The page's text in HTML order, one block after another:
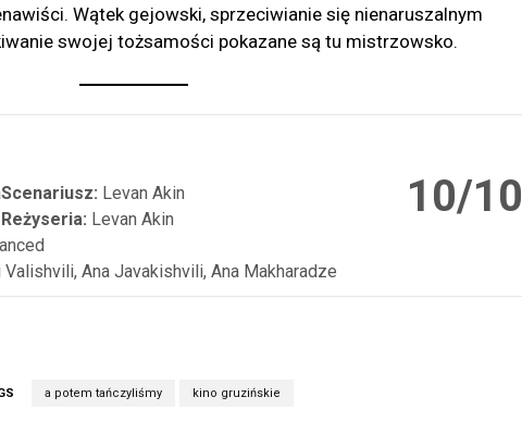
Wątek gejowski, sprzeciwianie się nienaruszalnym
swojej tożsamości pokazane są tu mistrzowsko.
10/10
Scenariusz: Levan Akin
Reżyseria: Levan Akin
Valishvili, Ana Javakishvili, Ana Makharadze
a potem tańczyliśmy kino gruzińskie